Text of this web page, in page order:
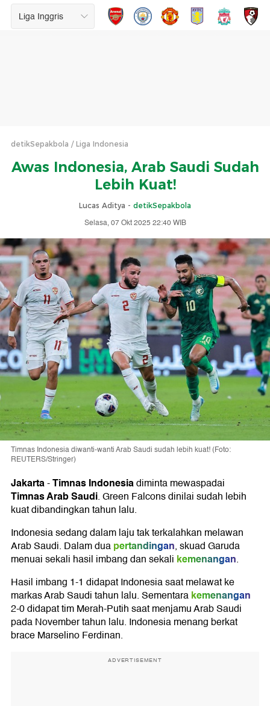
detikSepakbola Liga Indonesia
Awas Indonesia, Arab Saudi Sudah
Lebih Kuat!
Lucas Aditya - detikSepakbola
Selasa, 07 Okt 2025 22:40 WIB
Timnas Indonesia diwanti-wanti Arab Saudi sudah lebih kuat! (Foto:
REUTERS/Stringer)
Jakarta-Timnas Indonesiadiminta mewaspadai
Timnas Arab Saudi. Green Falcons dinilai sudah lebih
kuat dibandingkan tahun lalu.
Indonesia sedang dalam laju tak terkalahkan melawan
Arab Saudi. Dalam duapertandingan, skuad Garuda
menuai sekali hasil imbang dan sekali kemenangan.
Hasil imbang 1-1 didapat Indonesia saat melawat ke
markas Arab Saudi tahun lalu. Sementarakemenangan
2-0 didapat tim Merah-Putih saat menjamu Arab Saudi
pada November tahun lalu. Indonesia menang berkat
brace Marselino Ferdinan.
ADVERTISEMENT